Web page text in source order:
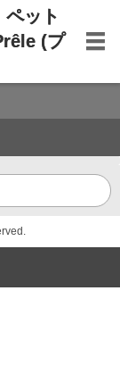
ット
(プ